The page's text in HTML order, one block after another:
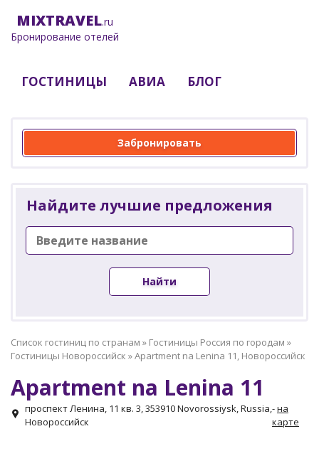
MIXTRAVEL.ru
Бронирование отелей
ГОСТИНИЦЫ АВИА БЛОГ
Забронировать
Найдите лучшие предложения
Найти
Список гостиниц по странам » Гостиницы Россия по городам »
Гостиницы Новороссийск »Apartment na Lenina 11, Новороссийск
Apartment na Lenina 11
проспект Ленина, 11 кв. 3, 353910 Novorossiysk, Russia,
Новороссийск
-на
карте